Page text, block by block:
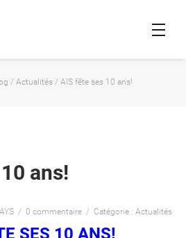
/ Actualités / AIS fête ses 10 ans!
ans!
0 commentaire Catégorie : Actualités
SES 10 ANS!